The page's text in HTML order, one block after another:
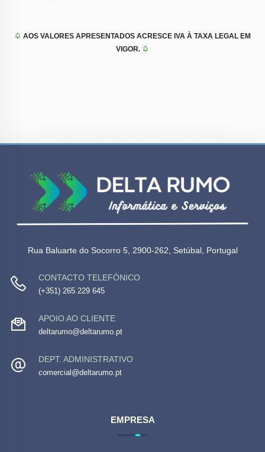
AOS VALORES APRESENTADOS ACRESCE IVA À TAXA LEGAL EM
VIGOR.
Rua Baluarte do Socorro 5, 2900-262, Setúbal, Portugal
CONTACTO TELEFÓNICO
(+351) 265 229 645
APOIO AO CLIENTE
deltarumo@deltarumo.pt
DEPT. ADMINISTRATIVO
comercial@deltarumo.pt
EMPRESA